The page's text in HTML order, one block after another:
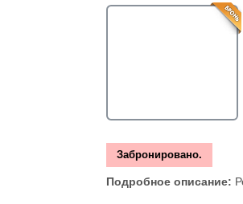
Забронировано.
Подробное описание: